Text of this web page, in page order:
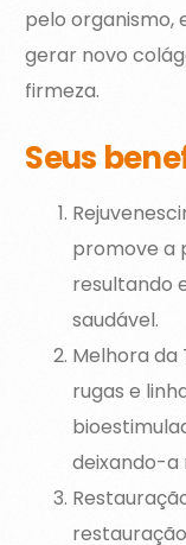
pelo organismo,
gerar novo
firmeza.
Seus
promove a
resultando
saudável.
Melhora da
rugas e
deixando-a